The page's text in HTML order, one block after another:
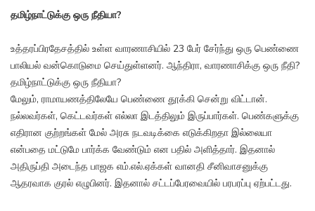
தமிழ்நாட்டுக்கு ஒரு நீதியா?
உத்தரப்பிரதேசத்தில் உள்ள வாரணாசியில் 23 பேர் சேர்ந்து ஒரு பெண்ணை
பாலியல் வன்கொடுமை செய்துள்ளனர். ஆந்திரா, வாரணாசிக்கு ஒரு நீதி?
தமிழ்நாட்டுக்கு ஒரு நீதியா?
மேலும், ராமாயணத்திலேயே பெண்ணை தூக்கி சென்று விட்டான்.
நல்லவர்கள், கெட்டவர்கள் எல்லா இடத்திலும் இருப்பார்கள். பெண்களுக்கு
எதிரான குற்றங்கள் மேல் அரசு நடவடிக்கை எடுக்கிறதா இல்லையா
என்பதை மட்டுமே பார்க்க வேண்டும் என பதில் அளித்தார். இதனால்
அதிருப்தி அடைந்த பாஜக எம்.எல்.ஏக்கள் வானதி சீனிவாசனுக்கு
ஆதரவாக குரல் எழுபினர். இதனால் சட்டப்பேரவையில் பரபரப்பு ஏற்பட்டது.